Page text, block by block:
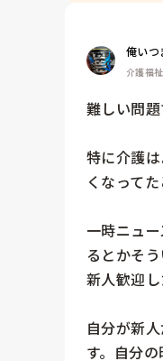
俺いつ
介護福
難しい問題
特に介護
くなってた
一時ニュ
るとかそ
新人歓迎
自分が新
す。自分